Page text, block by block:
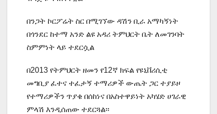
በንጋት ኮርፖሬት ስር በሚገኘው ዳሽን ቢራ አማካኝነት
በጎንደር ከተማ አንድ ልዩ አዳሪ ትምህርት ቤት ለመገንባት
ስምምነት ላይ ተደርሷል
በ2013 የትምህርት ዘመን የ12ኛ ክፍል የዩኒቨሪሲቲ
መግቢያ ፈተና ተፈታኝ ተማሪዎች ውጤት ጋር ተያይዞ
የተማሪዎችን ጥያቄ በሰከነና በአስተዋይነት አካሄድ ሀገራዊ
ምላሽ እንዲሰጠው ተደርጓል፡፡